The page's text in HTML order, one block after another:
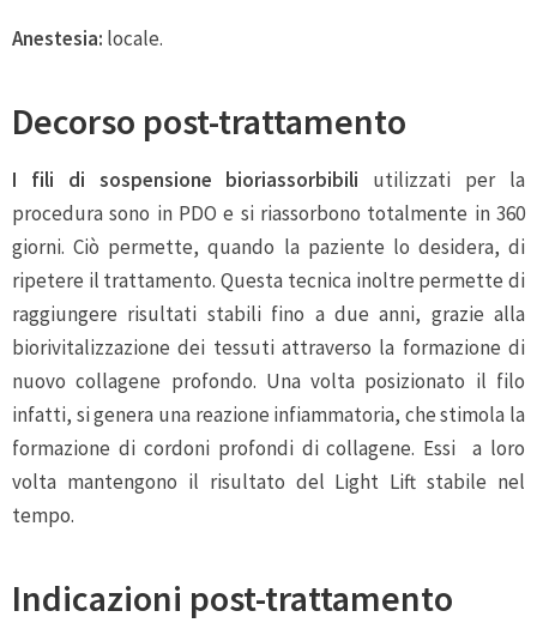
Anestesia: locale.
Decorso post-trattamento
I fili di sospensione bioriassorbibili utilizzati per la
procedura sono in PDO e si riassorbono totalmente in 360
giorni. Ciò permette, quando la paziente lo desidera, di
ripetere il trattamento. Questa tecnica inoltre permette di
raggiungere risultati stabili fino a due anni, grazie alla
biorivitalizzazione dei tessuti attraverso la formazione di
nuovo collagene profondo. Una volta posizionato il filo
infatti, si genera una reazione infiammatoria, che stimola la
formazione di cordoni profondi di collagene. Essi a loro
volta mantengono il risultato del Light Lift stabile nel
tempo.
Indicazioni post-trattamento